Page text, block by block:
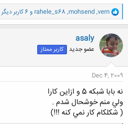
و
ا
ک
ن
ش
ه
ا
vern
,
mohsend
,
rahele_s68 و 6 کاربر دیگر
asaly
عضو جدید کاربر ممتاز
Dec 4, 2009
نه بابا شبكه 5 و ازاين كارا
ولي منم خوشحال شدم .
( شكلكام كار نمي كنه !!!)